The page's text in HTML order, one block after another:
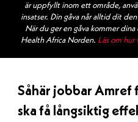
är uppfyllt inom ett område,
insatser. Din gåva når alltid dit
När du ger en gåva kommer
Health Africa Norden. Läs om
Såhär jobbar Amref
ska få långsiktig